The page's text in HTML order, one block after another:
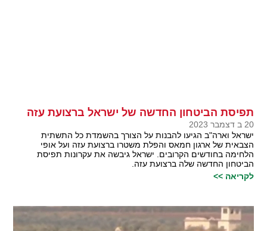
תפיסת הביטחון החדשה של ישראל ברצועת עזה
20 ב דצמבר 2023
ישראל וארה"ב הגיעו להבנות על הצורך בהשמדת כל התשתית
הצבאית של ארגון חמאס והפלת משטרו ברצועת עזה ועל אופי
הלחימה בחודשים הקרובים. ישראל גיבשה את עקרונות תפיסת
הביטחון החדשה שלה ברצועת עזה.
לקריאה >>